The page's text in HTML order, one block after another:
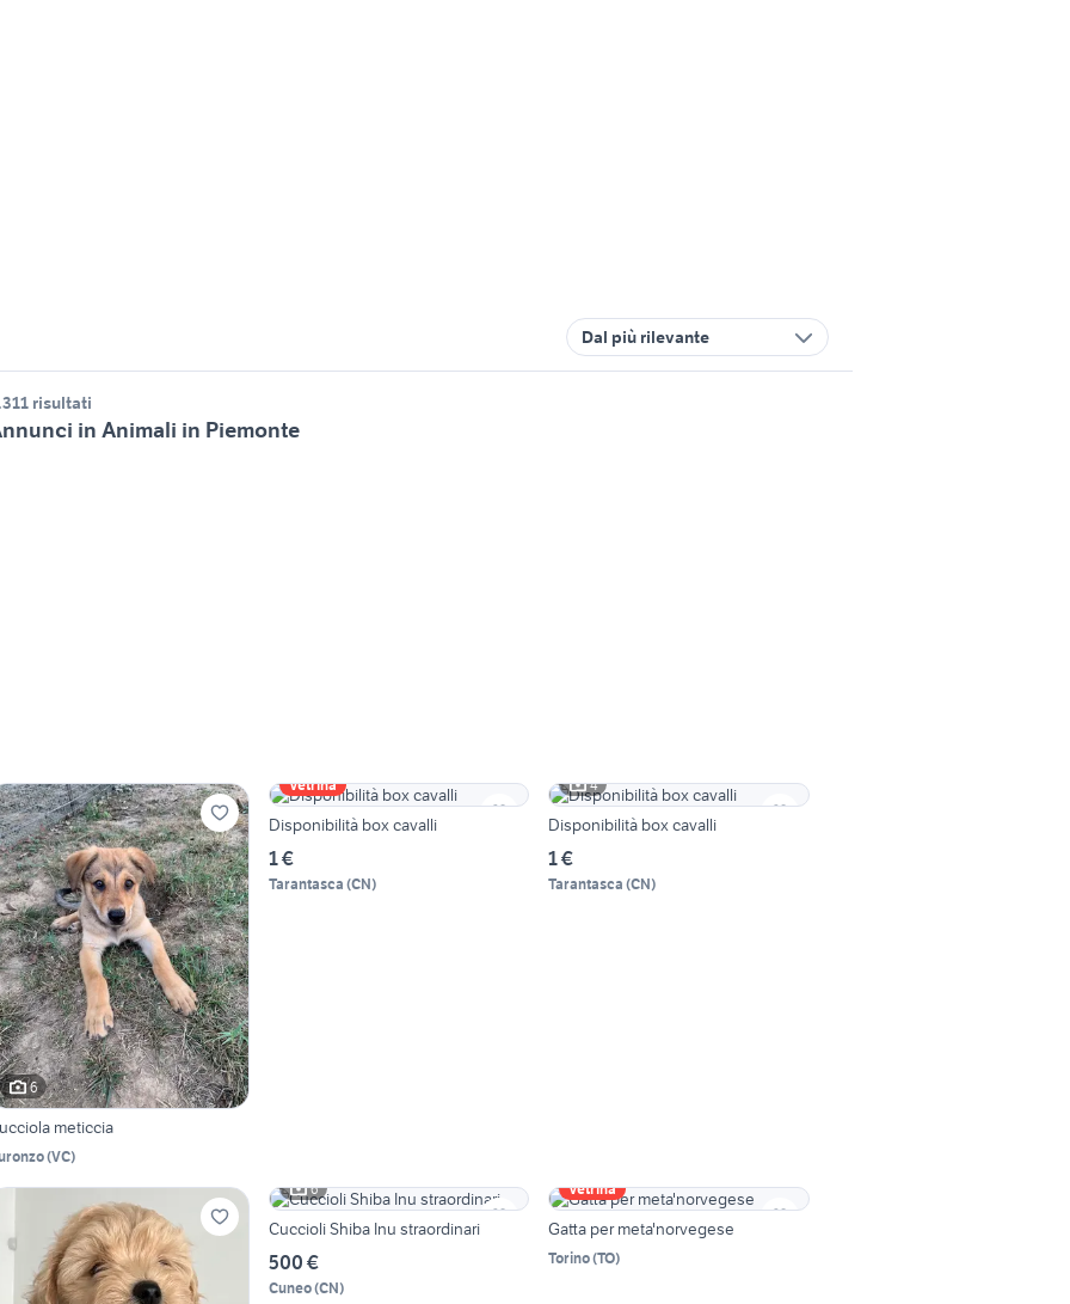
Dal più rilevante
risultati
in Animali in Piemonte
6
meticcia
(VC)
Vetrina
Disponibilità box cavalli
1 €
Tarantasca (CN)
4
Disponibilità box cavalli
1 €
Tarantasca (CN)
6
Cuccioli Shiba Inu straordinari
500 €
Cuneo(CN)
Vetrina
Gatta per meta'norvegese
Torino(TO)